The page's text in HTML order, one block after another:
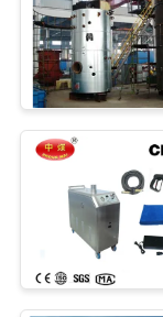
De
van
pijp